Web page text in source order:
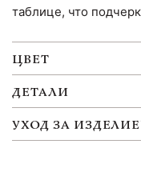
таблице, что
ЦВЕТ
ДЕТАЛИ
УХОД ЗА